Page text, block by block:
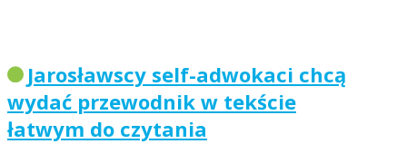
Jarosławscy self-adwokaci chcą
wydać przewodnik w tekście
łatwym do czytania